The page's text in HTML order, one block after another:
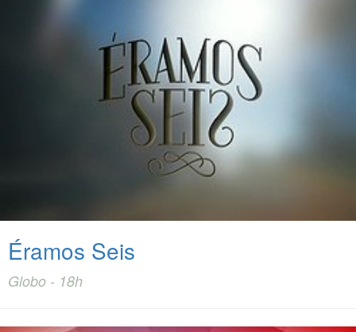
Éramos Seis
Globo - 18h